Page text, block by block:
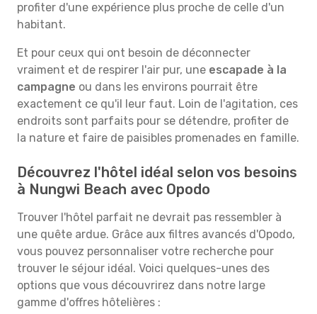
profiter d'une expérience plus proche de celle d'un
habitant.
Et pour ceux qui ont besoin de déconnecter
vraiment et de respirer l'air pur, une escapade à la
campagne ou dans les environs pourrait être
exactement ce qu'il leur faut. Loin de l'agitation, ces
endroits sont parfaits pour se détendre, profiter de
la nature et faire de paisibles promenades en famille.
Découvrez l'hôtel idéal selon vos besoins
à Nungwi Beach avec Opodo
Trouver l'hôtel parfait ne devrait pas ressembler à
une quête ardue. Grâce aux filtres avancés d'Opodo,
vous pouvez personnaliser votre recherche pour
trouver le séjour idéal. Voici quelques-unes des
options que vous découvrirez dans notre large
gamme d'offres hôtelières :